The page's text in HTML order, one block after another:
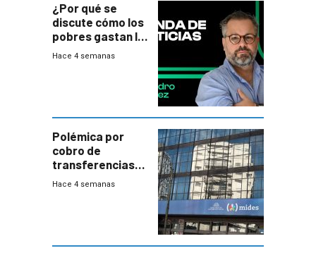
¿Por qué se
discute cómo los
pobres gastan la
plata?
Hace 4 semanas
Polémica por
cobro de
transferencias
del Mides en
Hace 4 semanas